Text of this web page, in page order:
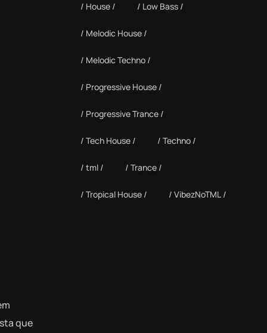
que
House Low Bass
Melodic House
Melodic Techno
Progressive House
Progressive Trance
Tech House Techno
tml Trance
Tropical House VibezNoTML